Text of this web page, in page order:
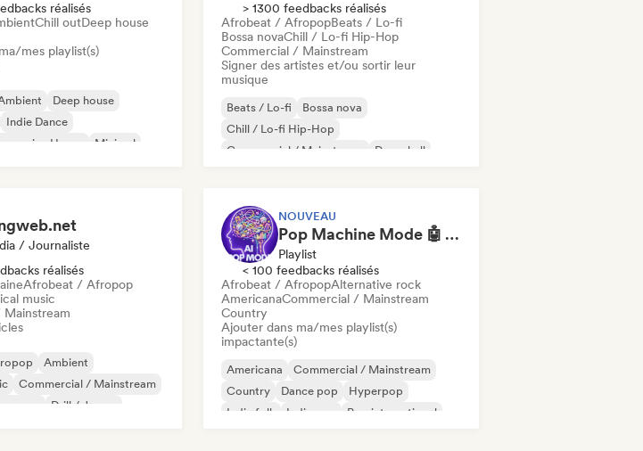
réalisés
Chill outDeep house
mes playlist(s)
Deep house
Indie Dance
House
Minimal
> 1300 feedbacks réalisés
Afrobeat / AfropopBeats / Lo-fi
Bossa novaChill / Lo-fi Hip-Hop
Commercial / Mainstream
Signer des artistes et/ou sortir leur
musique
Beats / Lo-fi
Bossa nova
Chill / Lo-fi Hip-Hop
Commercial / Mainstream
Dancehall
/ Journaliste
réalisés
Afrobeat / Afropop
music
Ambient
Commercial / Mainstream
pop
Drill / Jersey
NOUVEAU
Pop Machine Mode 🤖 AI Music, Indie Pop & Dream Pop
Playlist
< 100 feedbacks réalisés
Afrobeat / AfropopAlternative rock
AmericanaCommercial / Mainstream
Country
Ajouter dans ma/mes playlist(s)
impactante(s)
Americana
Commercial / Mainstream
Country
Dance pop
Hyperpop
Indie folk
Indie pop Pop international